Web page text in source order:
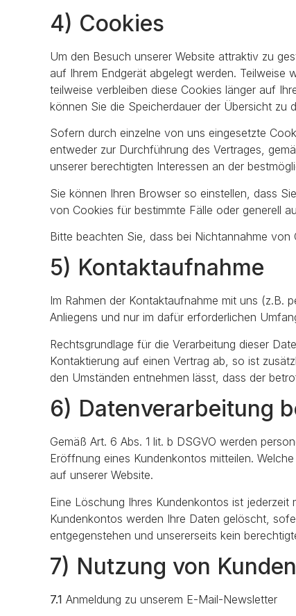
4) Cookies
Um den Besuch unserer Website attraktiv zu
auf Ihrem Endgerät abgelegt werden. Teilweise
teilweise verbleiben diese Cookies länger auf
können Sie die Speicherdauer der Übersicht zu
Sofern durch einzelne von uns eingesetzte
entweder zur Durchführung des Vertrages,
unserer berechtigten Interessen an der
Sie können Ihren Browser so einstellen, dass
von Cookies für bestimmte Fälle oder generell
Bitte beachten Sie, dass bei Nichtannahme von
5) Kontaktaufnahme
Im Rahmen der Kontaktaufnahme mit uns (z.B.
Anliegens und nur im dafür erforderlichen
Rechtsgrundlage für die Verarbeitung dieser
Kontaktierung auf einen Vertrag ab, so ist
den Umständen entnehmen lässt, dass der
6) Datenverarbeitung
Gemäß Art. 6 Abs. 1 lit. b DSGVO werden
Eröffnung eines Kundenkontos mitteilen.
auf unserer Website.
Eine Löschung Ihres Kundenkontos ist
Kundenkontos werden Ihre Daten gelöscht,
entgegenstehen und unsererseits kein
7) Nutzung von
7.1 Anmeldung zu unserem E-Mail-Newsletter